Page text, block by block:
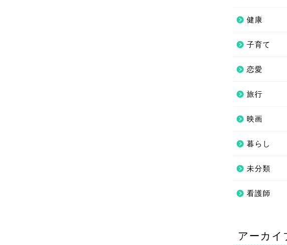
健康
子育て
恋愛
旅行
映画
暮らし
未分類
看護師
アーカイ